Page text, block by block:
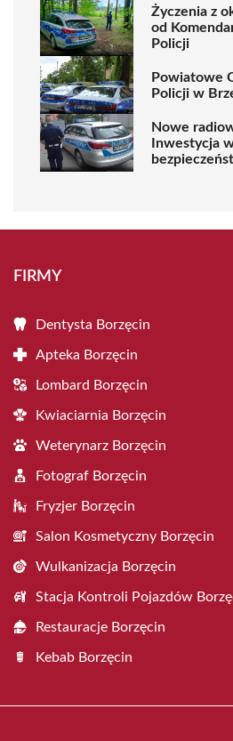
Życzenia z
od
Policji
Powiatowe
Policji w
Nowe
Inwestycja
FIRMY
Dentysta Borzęcin
Apteka Borzęcin
Lombard Borzęcin
Kwiaciarnia Borzęcin
Weterynarz Borzęcin
Fotograf Borzęcin
Fryzjer Borzęcin
Salon Kosmetyczny Borzęcin
Wulkanizacja Borzęcin
Stacja Kontroli Pojazdów
Restauracje Borzęcin
Kebab Borzęcin